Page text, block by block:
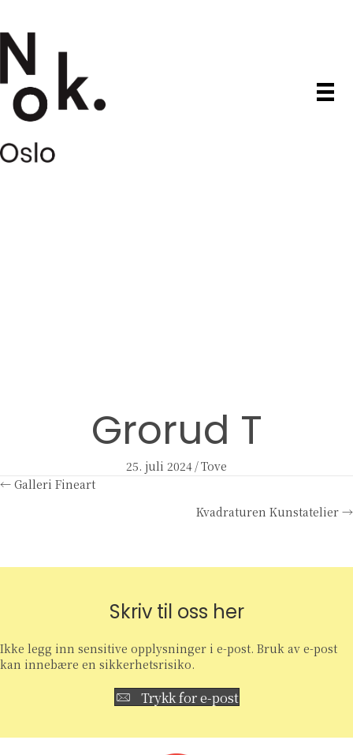
Grorud T
25. juli 2024 /Tove
Posts
← Galleri Fineart
Kvadraturen Kunstatelier →
Skriv til oss her
Ikke legg inn sensitive opplysninger i e-post. Bruk av e-post
kan innebære en sikkerhetsrisiko.
Trykk for e-post